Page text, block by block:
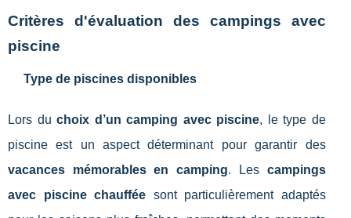
Critères d'évaluation des campings avec
piscine
Type de piscines disponibles
Lors duchoix d’un camping avec piscine, le type de
piscine est un aspect déterminant pour garantir des
vacances mémorables en camping. Les campings
avec piscine chauffée sont particulièrement adaptés